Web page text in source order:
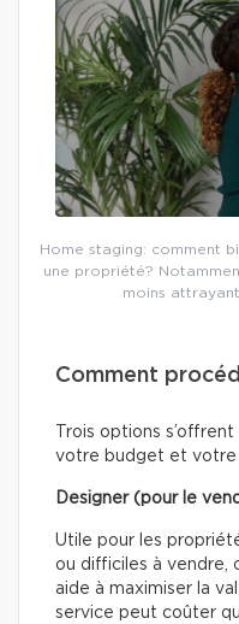
Home staging: comment
une propriété?
moins
Comment
Trois options
votre budget et votre
Designer (pour le
Utile pour les
ou difficiles à vendre,
aide à maximiser la
service peut coûter